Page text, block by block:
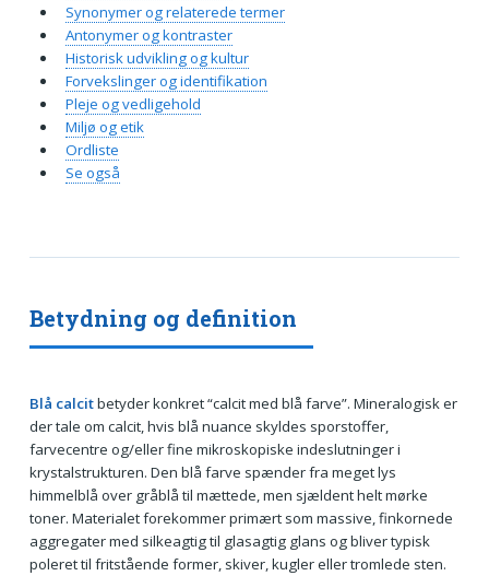
Betydning og definition
Blå calcitbetyder konkret “calcit med blå farve”. Mineralogisk er
der tale om calcit, hvis blå nuance skyldes sporstoffer,
farvecentre og/eller fine mikroskopiske indeslutninger i
krystalstrukturen. Den blå farve spænder fra meget lys
himmelblå over gråblå til mættede, men sjældent helt mørke
toner. Materialet forekommer primært som massive, finkornede
aggregater med silkeagtig til glasagtig glans og bliver typisk
poleret til fritstående former, skiver, kugler eller tromlede sten.
Synonymer og relaterede termer
Antonymer og kontraster
Historisk udvikling og kultur
Forvekslinger og identifikation
Pleje og vedligehold
Miljø og etik
Ordliste
Se også